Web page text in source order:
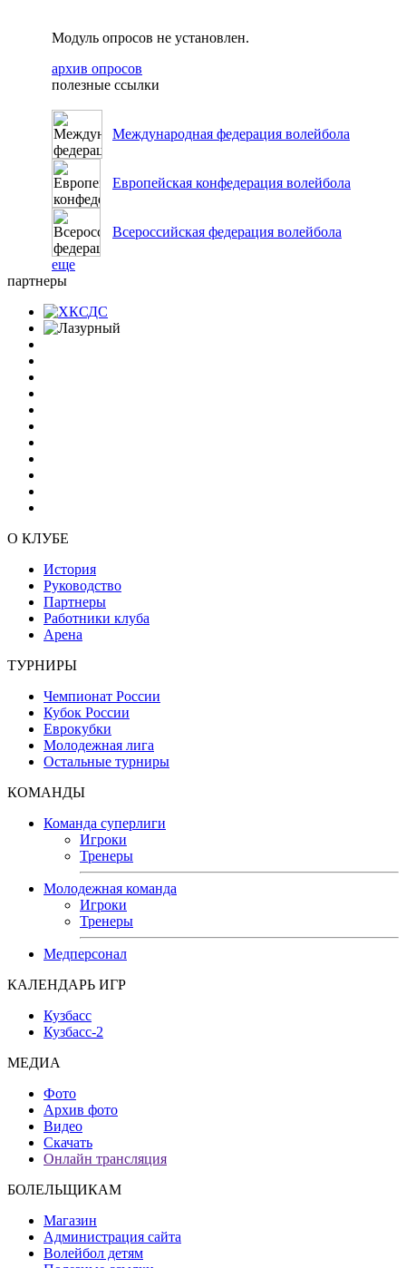
Модуль опросов не установлен.
архив опросов
полезные ссылки
Международная федерация волейбола
Европейская конфедерация волейбола
Всероссийская федерация волейбола
еще
партнеры
О КЛУБЕ
История
Руководство
Партнеры
Работники клуба
Арена
ТУРНИРЫ
Чемпионат России
Кубок России
Еврокубки
Молодежная лига
Остальные турниры
КОМАНДЫ
Команда суперлиги
Игроки
Тренеры
Молодежная команда
Игроки
Тренеры
Медперсонал
КАЛЕНДАРЬ ИГР
Кузбасс
Кузбасс-2
МЕДИА
Фото
Архив фото
Видео
Скачать
Онлайн трансляция
БОЛЕЛЬЩИКАМ
Магазин
Администрация сайта
Волейбол детям